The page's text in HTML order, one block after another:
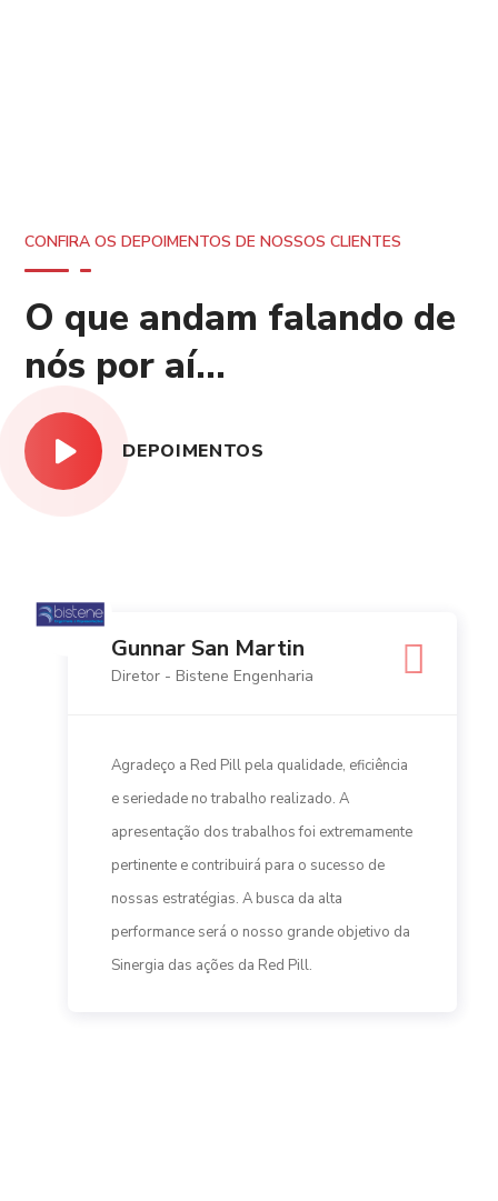
CONFIRA OS DEPOIMENTOS DE NOSSOS CLIENTES
O que andam falando de
nós por aí...
DEPOIMENTOS
Diana Jaccoud
Diretora- Tip Equipamentos
A RedPill possui uma equipe muito solícita,
comprometida e criativa. Não medem
esforços para entregar as demandas
solicitadas. Eles estão sempre se atualizando
das novidades do mercado e entregando
soluções de marketing inovadoras. A parceria
com a Tip é de longa data e temos certeza